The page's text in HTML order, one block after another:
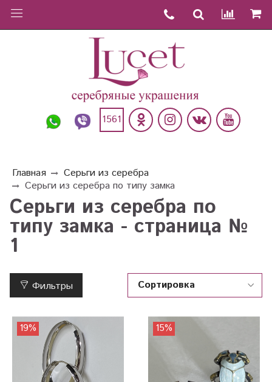
1561
Главная
Серьги из серебра
Серьги из серебра по типу замка
Серьги из серебра по
типу замка - страница №
1
Фильтры
19% 15%